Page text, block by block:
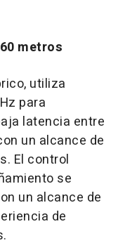
metros
utiliza
para
latencia entre
un alcance de
El control
se
un alcance de
de